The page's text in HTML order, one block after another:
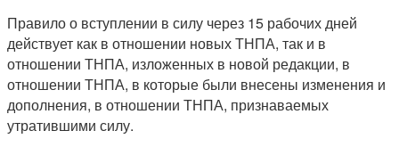
Правило о вступлении в силу через 15 рабочих дней
действует как в отношении новых ТНПА, так и в
отношении ТНПА, изложенных в новой редакции, в
отношении ТНПА, в которые были внесены изменения и
дополнения, в отношении ТНПА, признаваемых
утратившими силу.